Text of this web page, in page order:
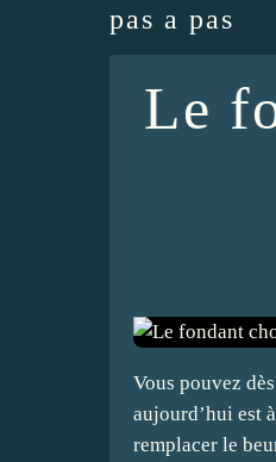
pas a pas
Le
Vous pouvez
aujourd’hui est
remplacer le